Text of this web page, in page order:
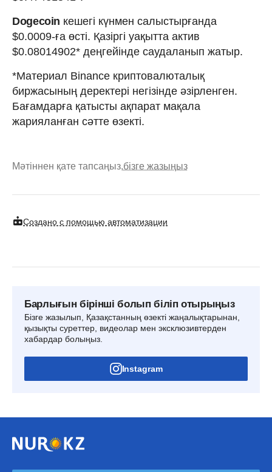
Dogecoin кешегі күнмен салыстырғанда
$0.0009-ға өсті. Қазіргі уақытта актив
$0.08014902* деңгейінде саудаланып жатыр.
*Материал Binance криптовалюталық
биржасының деректері негізінде әзірленген.
Бағамдарға қатысты ақпарат мақала
жарияланған сәтте өзекті.
Мәтіннен қате тапсаңыз,бізге жазыңыз
Создано с помощью автоматизации
Барлығын бірінші болып біліп отырыңыз
Бізге жазылып, Қазақстанның өзекті жаңалықтарынан,
қызықты суреттер, видеолар мен эксклюзивтерден
хабардар болыңыз.
Instagram